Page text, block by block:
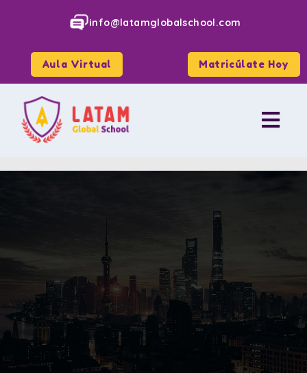
info@latamglobalschool.com
Aula Virtual Matricúlate Hoy